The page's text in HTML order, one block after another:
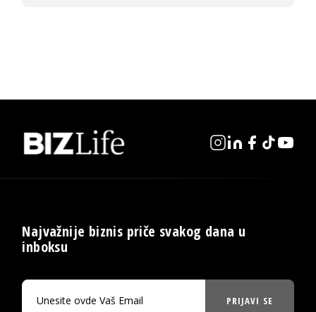
Najvažnije biznis priče svakog dana u
inboksu
PRIJAVI SE